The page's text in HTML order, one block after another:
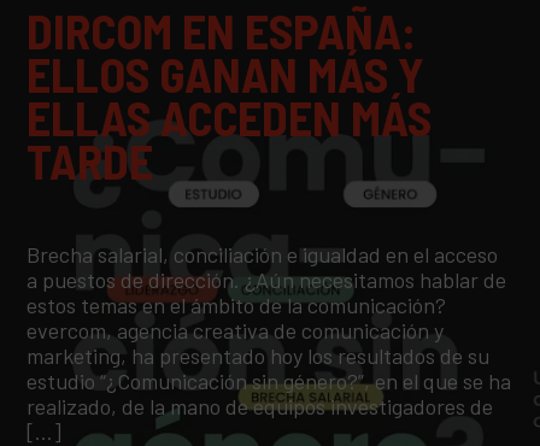
DIRCOM EN ESPAÑA:
ELLOS GANAN MÁS Y
ELLAS ACCEDEN MÁS
TARDE
Brecha salarial, conciliación e igualdad en el acceso
a puestos de dirección. ¿Aún necesitamos hablar de
estos temas en el ámbito de la comunicación?
evercom, agencia creativa de comunicación y
marketing, ha presentado hoy los resultados de su
estudio “¿Comunicación sin género?”, en el que se ha
realizado, de la mano de equipos investigadores de
[…]